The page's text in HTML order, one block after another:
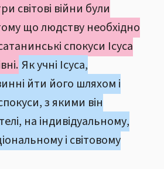
світові війни були
що людству необхідно
спокуси Ісуса
Як учні Ісуса,
йти його шляхом і
з якими він
на індивідуальному,
і світовому